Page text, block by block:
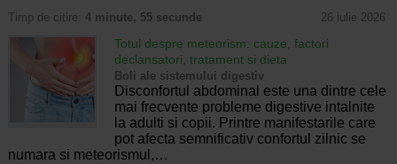
Timp de citire: 4 minute, 55 secunde 26 iulie 2026
Totul despre meteorism: cauze, factori
declansatori, tratament si dieta
Boli ale sistemului digestiv
Disconfortul abdominal este una dintre cele
mai frecvente probleme digestive intalnite
la adulti si copii. Printre manifestarile care
pot afecta semnificativ confortul zilnic se
numara si meteorismul,…